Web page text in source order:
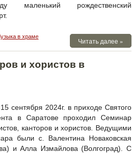
маленький рождественский
в храме
Читать далее »
и хористов в
сентября 2024г. в приходе Святого
в Саратове проходил Семинар
канторов и хористов. Ведущими
были с. Валентина Новаковская
и Алла Измайлова (Волгоград). С